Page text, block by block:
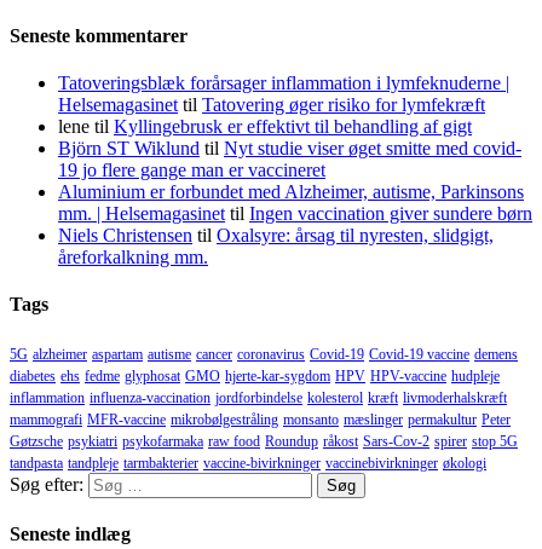
Seneste kommentarer
Tatoveringsblæk forårsager inflammation i lymfeknuderne |
Helsemagasinet til Tatovering øger risiko for lymfekræft
lene til Kyllingebrusk er effektivt til behandling af gigt
Björn ST Wiklund til Nyt studie viser øget smitte med covid-
19 jo flere gange man er vaccineret
Aluminium er forbundet med Alzheimer, autisme, Parkinsons
mm. | Helsemagasinet til Ingen vaccination giver sundere børn
Niels Christensen til Oxalsyre: årsag til nyresten, slidgigt,
åreforkalkning mm.
Tags
5G alzheimer aspartam autisme cancer coronavirus Covid-19 Covid-19 vaccine demens
diabetes ehs fedme glyphosat GMO hjerte-kar-sygdom HPV HPV-vaccine hudpleje
inflammation influenza-vaccination jordforbindelse kolesterol kræft livmoderhalskræft
mammografi MFR-vaccine mikrobølgestråling monsanto mæslinger permakultur Peter
Gøtzsche psykiatri psykofarmaka raw food Roundup råkost Sars-Cov-2 spirer stop 5G
tandpasta tandpleje tarmbakterier vaccine-bivirkninger vaccinebivirkninger økologi
Søg efter:
Seneste indlæg